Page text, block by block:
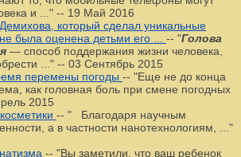
и ..." -- 19 Май 2016
который сделал уникальные
была оценена детьми его ... -- "Голова
— способ поддержания жизни человека,
..." -- 03 Сентябрь 2015
перемены погоды -- "Еще не до конца
как головная боль при смене погодных
2015
-- " Благодаря научным
а в частности нанотехнологиям, ..."
-- "Вы заметили, что ваш ребенок